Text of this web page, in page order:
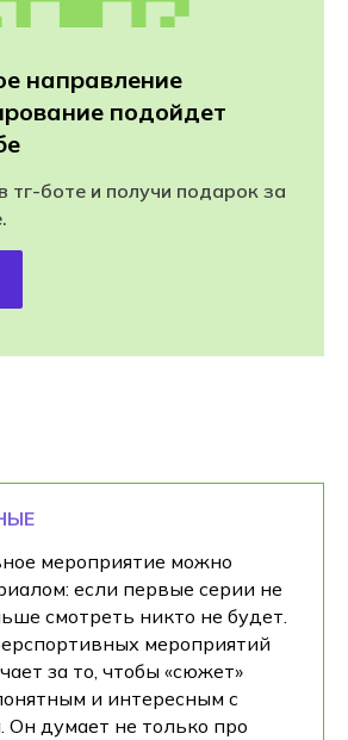
направление
подойдет
тг-боте и получи подарок за
мероприятие можно
если первые серии не
смотреть никто не будет.
мероприятий
за то, чтобы «сюжет»
и интересным с
Он думает не только про